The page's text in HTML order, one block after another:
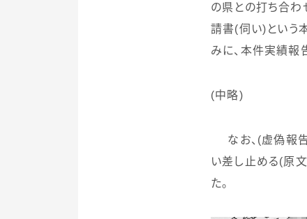
の県との打ち合わ
請書(伺い) という
みに、本件実績報
(中略)
なお、 (虚偽報
い差し止める(原
た。